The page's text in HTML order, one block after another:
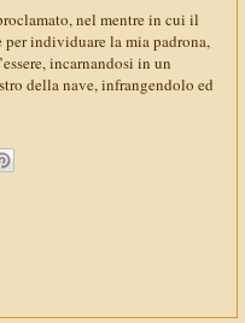
nel mentre in cui il
per individuare la mia padrona,
incarnandosi in un
della nave, infrangendolo ed